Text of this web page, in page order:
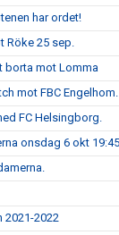
har ordet!
Röke 25 sep.
borta mot Lomma
mot FBC Engelhom.
FC Helsingborg.
onsdag 6 okt 19:45
2021-2022